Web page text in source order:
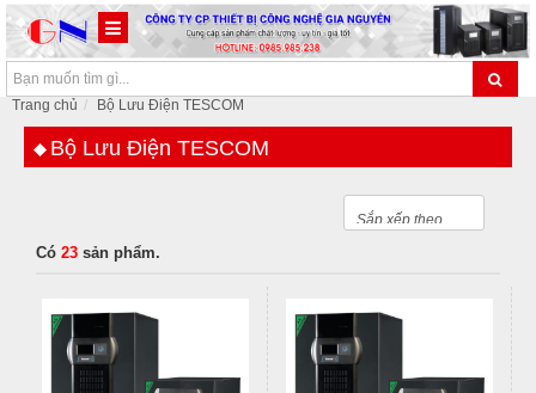
Trang chủ Bộ Lưu Điện TESCOM
Bộ Lưu Điện TESCOM
Có 23 sản phẩm.